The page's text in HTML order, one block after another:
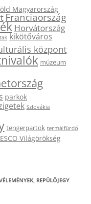
Magyarország
Franciaország
Horvátország
kikötőváros
központ
múzeum
parkok
Szlovákia
tengerpartok termálfürdő
Világörökség
REPÜLŐJEGY